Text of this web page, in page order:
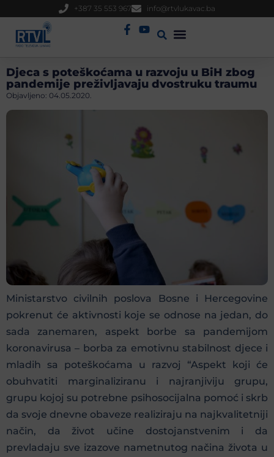
+387 35 553 967 info@rtvlukavac.ba
Djeca s poteškoćama u razvoju u BiH zbog
pandemije preživljavaju dvostruku traumu
Objavljeno: 04.05.2020.
Ministarstvo civilnih poslova Bosne i Hercegovine
pokrenut će aktivnosti koje se odnose na jedan, do
sada zanemaren, aspekt borbe sa pandemijom
koronavirusa – borba za emotivnu stabilnost djece i
mladih sa poteškoćama u razvoj “Aspekt koji će
obuhvatiti marginaliziranu i najranjiviju grupu,
grupu kojoj su potrebne psihosocijalna pomoć i skrb
da svoje dnevne obaveze realiziraju na najkvalitetniji
način, da život učine dostojanstvenim i da
prevladaju sve izazove nametnutog načina života u